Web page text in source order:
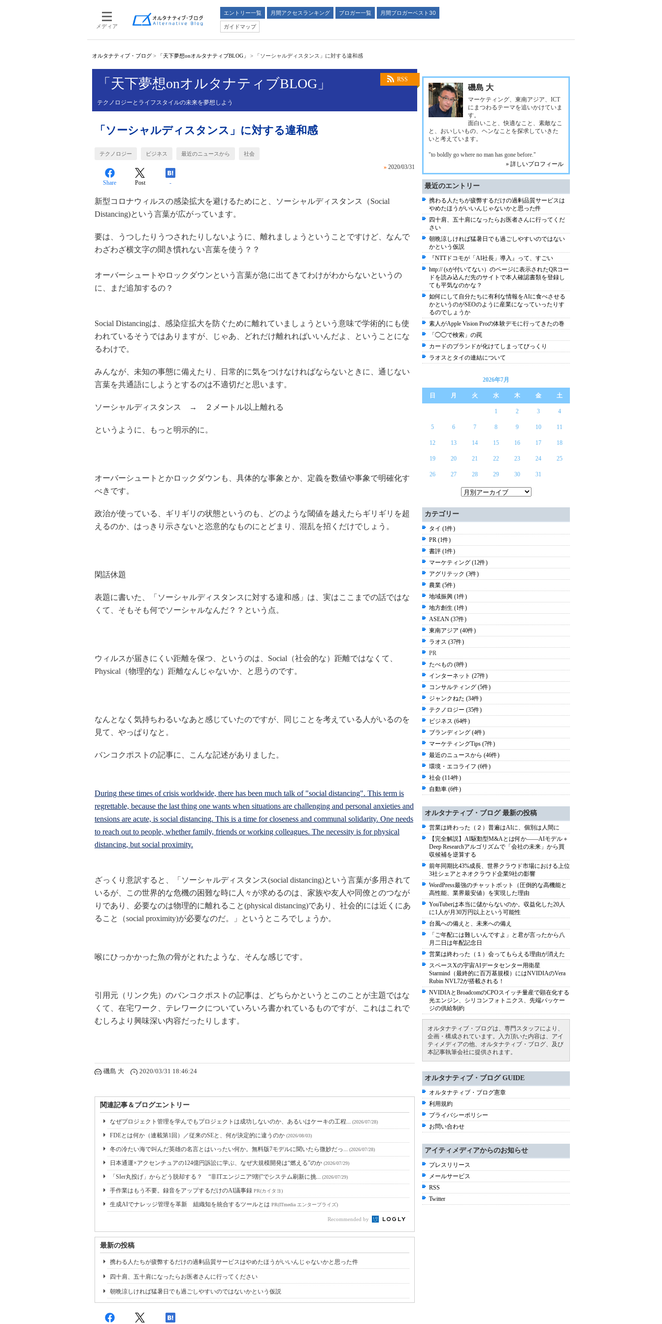
メディア
エントリー一覧 月間アクセスランキング ブロガー一覧
月間ブロガーベスト30
ガイドマップ
オルタナティブ・ブログ > 「天下夢想onオルタナティブBLOG」 > 「ソーシャルディスタンス」に対する違和感
RSS
「天下夢想onオルタナティブBLOG」
テクノロジーとライフスタイルの未来を夢想しよう
「ソーシャルディスタンス」に対する違和感
テクノロジー ビジネス 最近のニュースから 社会
» 2020/03/31
Share Post -
新型コロナウィルスの感染拡大を避けるためにと、ソーシャルディスタンス（Social
Distancing)という言葉が広がっています。
要は、うつしたりうつされたりしないように、離れましょうということですけど、なんで
わざわざ横文字の聞き慣れない言葉を使う？？
オーバーシュートやロックダウンという言葉が急に出てきてわけがわからないというの
に、まだ追加するの？
Social Distancingは、感染症拡大を防ぐために離れていましょうという意味で学術的にも使
われているそうではありますが、じゃあ、どれだけ離れればいいんだよ、ということにな
るわけで。
みんなが、未知の事態に備えたり、日常的に気をつけなければならないときに、通じない
言葉を共通語にしようとするのは不適切だと思います。
ソーシャルディスタンス → ２メートル以上離れる
というように、もっと明示的に。
オーバーシュートとかロックダウンも、具体的な事象とか、定義を数値や事象で明確化す
べきです。
政治が使っている、ギリギリの状態というのも、どのような閾値を越えたらギリギリを超
えるのか、はっきり示さないと恣意的なものにとどまり、混乱を招くだけでしょう。
閑話休題
表題に書いた、「ソーシャルディスタンスに対する違和感」は、実はここまでの話ではな
くて、そもそも何でソーシャルなんだ？？という点。
ウィルスが届きにくい距離を保つ、というのは、Social（社会的な）距離ではなくて、
Physical（物理的な）距離なんじゃないか、と思うのです。
なんとなく気持ちわるいなあと感じていたのですが、同じことを考えている人がいるのを
見て、やっぱりなと。
バンコクポストの記事に、こんな記述がありました。
During these times of crisis worldwide, there has been much talk of "social distancing". This term is
regrettable, because the last thing one wants when situations are challenging and personal anxieties and
tensions are acute, is social distancing. This is a time for closeness and communal solidarity. One needs
to reach out to people, whether family, friends or working colleagues. The necessity is for physical
distancing, but social proximity.
ざっくり意訳すると、「ソーシャルディスタンス(social distancing)という言葉が多用されて
いるが、この世界的な危機の困難な時に人々が求めるのは、家族や友人や同僚とのつなが
りであり、必要なのは物理的に離れること(physical distancing)であり、社会的には近くにあ
ること（social proximity)が必要なのだ。」というところでしょうか。
喉にひっかかった魚の骨がとれたような、そんな感じです。
引用元（リンク先）のバンコクポストの記事は、どちらかというとこのことが主題ではな
くて、在宅ワーク、テレワークについていろいろ書かれているものですが、これはこれで
むしろより興味深い内容だったりします。
磯島 大 2020/03/31 18:46:24
関連記事＆ブログエントリー
なぜプロジェクト管理を学んでもプロジェクトは成功しないのか、あるいはケーキの工程... (2026/07/28)
FDEとは何か（連載第1回）／従来のSEと、何が決定的に違うのか (2026/08/03)
冬の冷たい海で叫んだ英雄の名言とはいったい何か。無料版7モデルに聞いたら微妙だっ... (2026/07/28)
日本通運×アクセンチュアの124億円訴訟に学ぶ、なぜ大規模開発は“燃える”のか (2026/07/29)
「SIer丸投げ」からどう脱却する？ “非ITエンジニア9割”でシステム刷新に挑... (2026/07/29)
手作業はもう不要。録音をアップするだけのAI議事録 PR(カイタヨ)
生成AIでナレッジ管理を革新 組織知を統合するツールとは PR(ITmedia エンタープライズ)
Recommended by
最新の投稿
携わる人たちが疲弊するだけの過剰品質サービスはやめたほうがいいんじゃないかと思った件
四十肩、五十肩になったらお医者さんに行ってください
朝晩涼しければ猛暑日でも過ごしやすいのではないかという仮説
磯島 大
マーケティング、東南アジア、ICT
にまつわるテーマを追いかけていま
す。
面白いこと、快適なこと、素敵なこ
と、おいしいもの、ヘンなことを探求していきた
いと考えています。
"to boldly go where no man has gone before."
» 詳しいプロフィール
最近のエントリー
携わる人たちが疲弊するだけの過剰品質サービスは
やめたほうがいいんじゃないかと思った件
四十肩、五十肩になったらお医者さんに行ってくだ
さい
朝晩涼しければ猛暑日でも過ごしやすいのではない
かという仮説
『NTTドコモが「AI社長」導入』って、すごい
http:// (sが付いてない）のページに表示されたQRコー
ドを読み込んだ先のサイトで本人確認書類を登録し
ても平気なのかな？
如何にして自分たちに有利な情報をAIに食べさせる
かというのがSEOのように産業になっていったりす
るのでしょうか
素人がApple Vision Proの体験デモに行ってきたの巻
「◯◯で検索」の罠
カードのブランドが化けてしまってびっくり
ラオスとタイの連結について
2026年7月
日 月 火 水 木 金 土
1 2 3 4
5 6 7 8 9 10 11
12 13 14 15 16 17 18
19 20 21 22 23 24 25
26 27 28 29 30 31
カテゴリー
タイ (1件)
PR (1件)
書評 (1件)
マーケティング (12件)
アグリテック (3件)
農業 (5件)
地域振興 (1件)
地方創生 (1件)
ASEAN (37件)
東南アジア (40件)
ラオス (37件)
PR
たべもの (8件)
インターネット (27件)
コンサルティング (5件)
ジャンクねた (34件)
テクノロジー (35件)
ビジネス (64件)
ブランディング (4件)
マーケティングTips (7件)
最近のニュースから (46件)
環境・エコライフ (6件)
社会 (114件)
自動車 (6件)
オルタナティブ・ブログ 最新の投稿
営業は終わった（２）普遍はAIに、個別は人間に
【完全解説】AI駆動型M&Aとは何か――AIモデル＋
Deep Researchアルゴリズムで「会社の未来」から買
収候補を逆算する
前年同期比43%成長、世界クラウド市場における上位
3社シェアとネオクラウド企業9社の影響
WordPress最強のチャットボット（圧倒的な高機能と
高性能、業界最安値）を実現した理由
YouTuberは本当に儲からないのか。収益化した20人
に1人が月30万円以上という可能性
台風への備えと、未来への備え
「ご年配には難しいんですよ」と君が言ったから八
月二日は年配記念日
営業は終わった（１）会ってもらえる理由が消えた
スペースXの宇宙AIデータセンター用衛星
Starmind（最終的に百万基規模）にはNVIDIAのVera
Rubin NVL72が搭載される！
NVIDIAとBroadcomのCPOスイッチ量産で顕在化する
光エンジン、シリコンフォトニクス、先端パッケー
ジの供給制約
オルタナティブ・ブログは、専門スタッフにより、
企画・構成されています。入力頂いた内容は、アイ
ティメディアの他、オルタナティブ・ブログ、及び
本記事執筆会社に提供されます。
オルタナティブ・ブログ GUIDE
オルタナティブ・ブログ憲章
利用規約
プライバシーポリシー
お問い合わせ
アイティメディアからのお知らせ
プレスリリース
メールサービス
RSS
Twitter